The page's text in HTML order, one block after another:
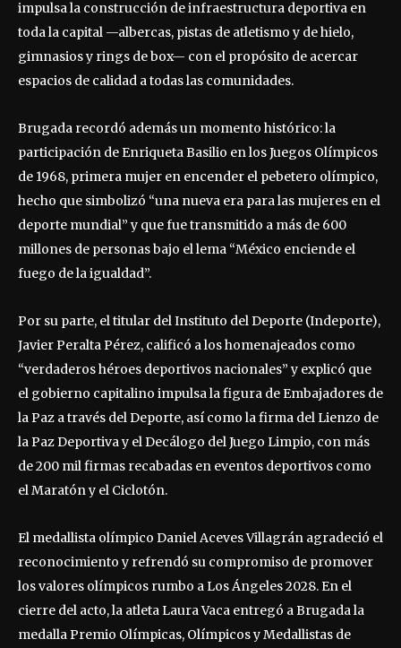
impulsa la construcción de infraestructura deportiva en
toda la capital —albercas, pistas de atletismo y de hielo,
gimnasios y rings de box— con el propósito de acercar
espacios de calidad a todas las comunidades.
Brugada recordó además un momento histórico: la
participación de Enriqueta Basilio en los Juegos Olímpicos
de 1968, primera mujer en encender el pebetero olímpico,
hecho que simbolizó “una nueva era para las mujeres en el
deporte mundial” y que fue transmitido a más de 600
millones de personas bajo el lema “México enciende el
fuego de la igualdad”.
Por su parte, el titular del Instituto del Deporte (Indeporte),
Javier Peralta Pérez, calificó a los homenajeados como
“verdaderos héroes deportivos nacionales” y explicó que
el gobierno capitalino impulsa la figura de Embajadores de
la Paz a través del Deporte, así como la firma del Lienzo de
la Paz Deportiva y el Decálogo del Juego Limpio, con más
de 200 mil firmas recabadas en eventos deportivos como
el Maratón y el Ciclotón.
El medallista olímpico Daniel Aceves Villagrán agradeció el
reconocimiento y refrendó su compromiso de promover
los valores olímpicos rumbo a Los Ángeles 2028. En el
cierre del acto, la atleta Laura Vaca entregó a Brugada la
medalla Premio Olímpicas, Olímpicos y Medallistas de